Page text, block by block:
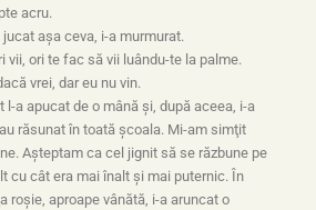
acru.
aşa ceva, i-a murmurat.
vii, ori te fac să vii luându-te la palme.
vrei, dar eu nu vin.
a apucat de o mână şi, după aceea, i-a
răsunat în toată şcoala. Mi-am simţit
Aşteptam ca cel jignit să se răzbune pe
cu cât era mai înalt şi mai puternic. În
roşie, aproape vânătă, i-a aruncat o